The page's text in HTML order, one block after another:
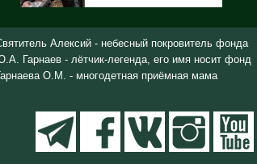
Алексий - небесный покровитель фонда
Гарнаев - лётчик-легенда, его имя носит фонд
О.М. - многодетная приёмная мама